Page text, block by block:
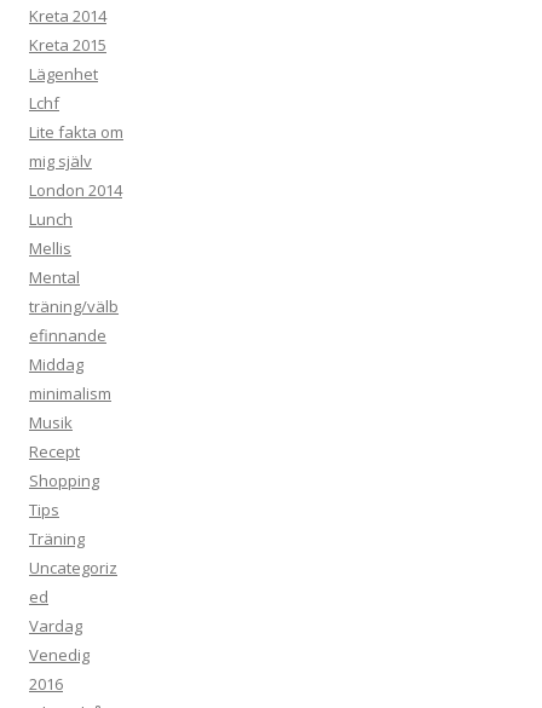
Kreta 2014
Kreta 2015
Lägenhet
Lchf
Lite fakta om
mig själv
London 2014
Lunch
Mellis
Mental
träning/välb
efinnande
Middag
minimalism
Musik
Recept
Shopping
Tips
Träning
Uncategoriz
ed
Vardag
Venedig
2016